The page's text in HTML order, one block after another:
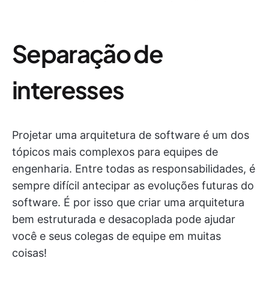
Separação de
interesses
Projetar uma arquitetura de software é um dos
tópicos mais complexos para equipes de
engenharia. Entre todas as responsabilidades, é
sempre difícil antecipar as evoluções futuras do
software. É por isso que criar uma arquitetura
bem estruturada e desacoplada pode ajudar
você e seus colegas de equipe em muitas
coisas!